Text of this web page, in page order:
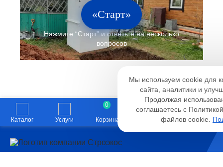
«Старт»
Каталог Услуги
0
Корзина
0
Сравнение Поиск
Мы используем cookie для
сайта, аналитики и
Продолжая
соглашаетесь с
файлов cookie.
Необходимые
Функциональные